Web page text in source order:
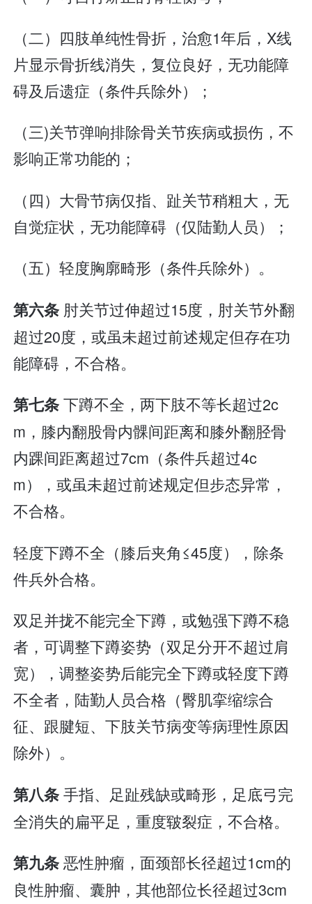
（二）四肢单纯性骨折，治愈1年后，X线
片显示骨折线消失，复位良好，无功能障
碍及后遗症（条件兵除外）；
（三)关节弹响排除骨关节疾病或损伤，不
影响正常功能的；
（四）大骨节病仅指、趾关节稍粗大，无
自觉症状，无功能障碍（仅陆勤人员）；
（五）轻度胸廓畸形（条件兵除外）。
第六条 肘关节过伸超过15度，肘关节外翻
超过20度，或虽未超过前述规定但存在功
能障碍，不合格。
第七条下蹲不全，两下肢不等长超过2c
m，膝内翻股骨内髁间距离和膝外翻胫骨
内踝间距离超过7cm（条件兵超过4c
m），或虽未超过前述规定但步态异常，
不合格。
轻度下蹲不全（膝后夹角≤45度），除条
件兵外合格。
双足并拢不能完全下蹲，或勉强下蹲不稳
者，可调整下蹲姿势（双足分开不超过肩
宽），调整姿势后能完全下蹲或轻度下蹲
不全者，陆勤人员合格（臀肌挛缩综合
征、跟腱短、下肢关节病变等病理性原因
除外）。
第八条手指、足趾残缺或畸形，足底弓完
全消失的扁平足，重度皲裂症，不合格。
第九条恶性肿瘤，面颈部长径超过1cm的
良性肿瘤、囊肿，其他部位长径超过3cm